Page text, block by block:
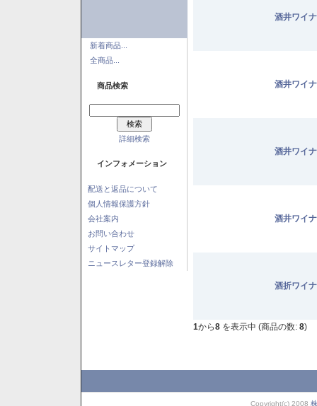
新着商品...
全商品...
商品検索
詳細検索
インフォメーション
配送と返品について
個人情報保護方針
会社案内
お問い合わせ
サイトマップ
ニュースレター登録解除
酒井ワイ
酒井ワイ
酒井ワイ
酒井ワイ
酒折ワイ
1から8 を表示中 (商品の数: 8)
Copyright(c) 2008